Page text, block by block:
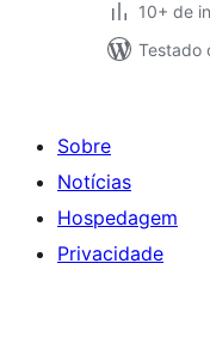
10+ de
Testado
Sobre
Notícias
Hospedagem
Privacidade